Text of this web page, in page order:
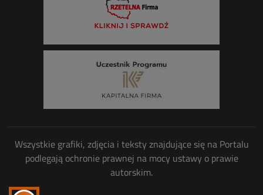
Wszystkie grafiki, zdjęcia i teksty znajdujące się na Portalu
podlegają ochronie prawnej na mocy ustawy o prawie
autorskim.